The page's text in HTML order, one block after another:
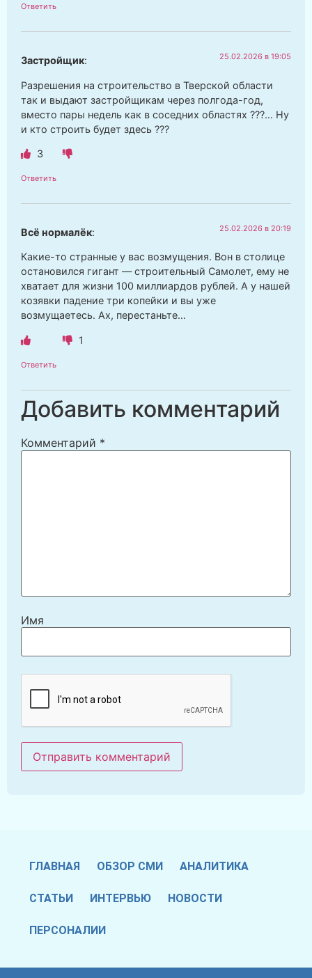
Ответить
Застройщик: 25.02.2026 в 19:05
Разрешения на строительство в Тверской области
так и выдают застройщикам через полгода-год,
вместо пары недель как в соседних областях ???… Ну
и кто строить будет здесь ???
3
Ответить
Всё нормалёк: 25.02.2026 в 20:19
Какие-то странные у вас возмущения. Вон в столице
остановился гигант — строительный Самолет, ему не
хватает для жизни 100 миллиардов рублей. А у нашей
козявки падение три копейки и вы уже
возмущаетесь. Ах, перестаньте…
1
Ответить
Добавить комментарий
Комментарий *
Имя
ГЛАВНАЯ ОБЗОР СМИ АНАЛИТИКА
СТАТЬИ ИНТЕРВЬЮ НОВОСТИ
ПЕРСОНАЛИИ